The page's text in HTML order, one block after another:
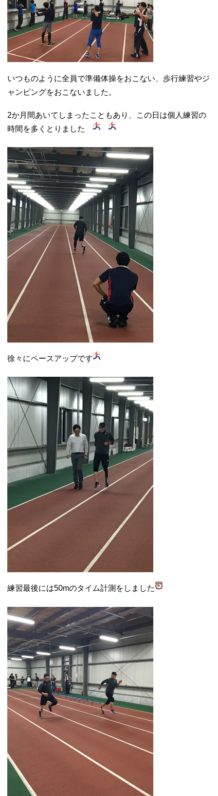
いつものように全員で準備体操をおこない、歩行練習やジ
ャンピングをおこないました。
2か月間あいてしまったこともあり、この日は個人練習の
時間を多くとりました
徐々にペースアップです
練習最後には50mのタイム計測をしました